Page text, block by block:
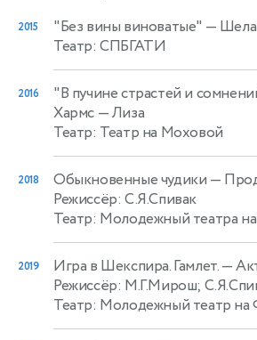
2015 "Без вины виноватые" —
Театр: СПБГАТИ
2016
"В пучине страстей и
Хармс — Лиза
Театр: Театр на Моховой
2018 Обыкновенные чудики —
Режиссёр: С.Я.Спивак
Театр: Молодежный театра
2019 Игра в Шекспира. Гамлет.—
Режиссёр: М.Г.Мирош;
Театр: Молодежный театр на